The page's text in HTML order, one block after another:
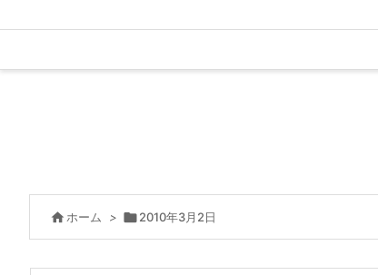
 ホーム > 2010年3月2日